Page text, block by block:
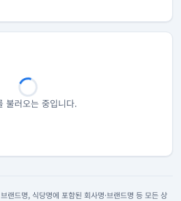
불러오는 중입니다.
랜드명, 식당명에 포함된 회사명·브랜드명 등 모든 상